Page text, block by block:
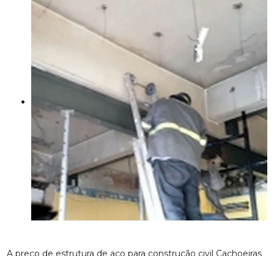
A preço de estrutura de aço para construção civil Cachoeiras